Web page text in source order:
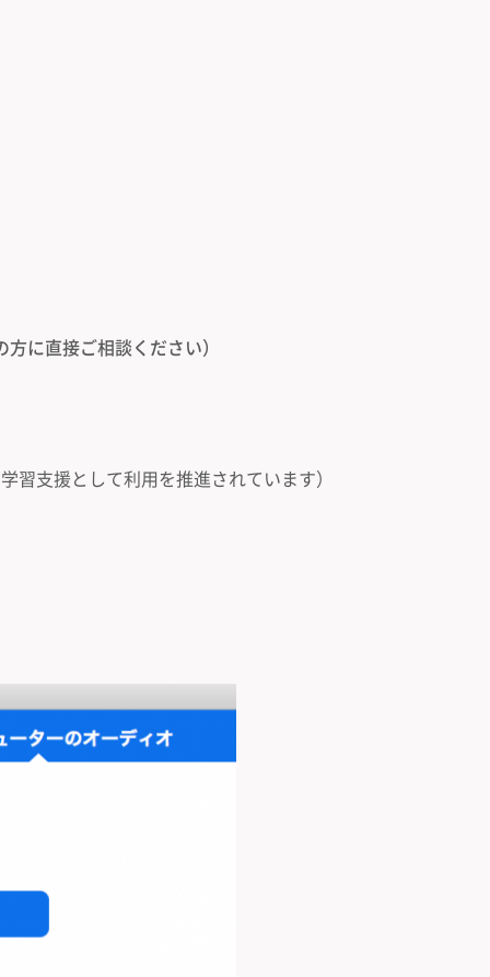
に直接ご相談ください）
支援として利用を推進されています）